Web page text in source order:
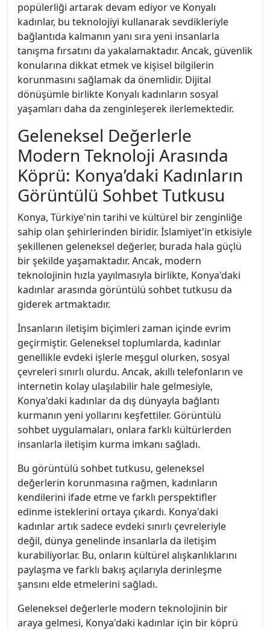
popülerliği artarak devam ediyor ve Konyalı
kadınlar, bu teknolojiyi kullanarak sevdikleriyle
bağlantıda kalmanın yanı sıra yeni insanlarla
tanışma fırsatını da yakalamaktadır. Ancak, güvenlik
konularına dikkat etmek ve kişisel bilgilerin
korunmasını sağlamak da önemlidir. Dijital
dönüşümle birlikte Konyalı kadınların sosyal
yaşamları daha da zenginleşerek ilerlemektedir.
Geleneksel Değerlerle
Modern Teknoloji Arasında
Köprü: Konya’daki Kadınların
Görüntülü Sohbet Tutkusu
Konya, Türkiye'nin tarihi ve kültürel bir zenginliğe
sahip olan şehirlerinden biridir. İslamiyet'in etkisiyle
şekillenen geleneksel değerler, burada hala güçlü
bir şekilde yaşamaktadır. Ancak, modern
teknolojinin hızla yayılmasıyla birlikte, Konya'daki
kadınlar arasında görüntülü sohbet tutkusu da
giderek artmaktadır.
İnsanların iletişim biçimleri zaman içinde evrim
geçirmiştir. Geleneksel toplumlarda, kadınlar
genellikle evdeki işlerle meşgul olurken, sosyal
çevreleri sınırlı olurdu. Ancak, akıllı telefonların ve
internetin kolay ulaşılabilir hale gelmesiyle,
Konya'daki kadınlar da dış dünyayla bağlantı
kurmanın yeni yollarını keşfettiler. Görüntülü
sohbet uygulamaları, onlara farklı kültürlerden
insanlarla iletişim kurma imkanı sağladı.
Bu görüntülü sohbet tutkusu, geleneksel
değerlerin korunmasına rağmen, kadınların
kendilerini ifade etme ve farklı perspektifler
edinme isteklerini ortaya çıkardı. Konya'daki
kadınlar artık sadece evdeki sınırlı çevreleriyle
değil, dünya genelinde insanlarla da iletişim
kurabiliyorlar. Bu, onların kültürel alışkanlıklarını
paylaşma ve farklı bakış açılarıyla derinleşme
şansını elde etmelerini sağladı.
Geleneksel değerlerle modern teknolojinin bir
araya gelmesi, Konya'daki kadınlar için bir köprü